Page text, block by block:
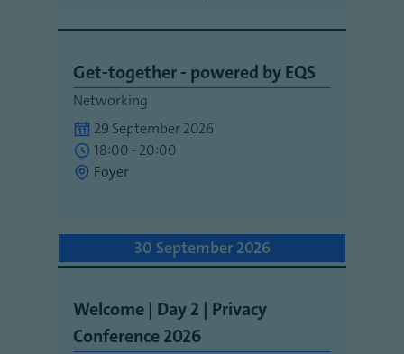
Get-together - powered by EQS
Networking
29 September 2026
18:00 - 20:00
Foyer
30 September 2026
Welcome | Day 2 | Privacy
Conference 2026